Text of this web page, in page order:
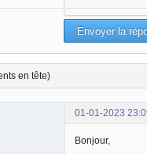
en tête)
01-01-2023
Bonjour,